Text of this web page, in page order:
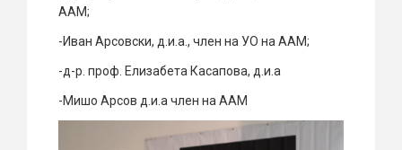
ААМ;
-Иван Арсовски, д.и.а., член на УО на ААМ;
-д-р. проф. Елизабета Касапова, д.и.а
-Мишо Арсов д.и.а член на ААМ